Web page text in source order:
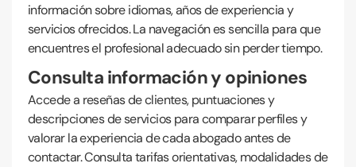
información sobre idiomas, años de experiencia y
servicios ofrecidos. La navegación es sencilla para que
encuentres el profesional adecuado sin perder tiempo.
Consulta información y opiniones
Accede a reseñas de clientes, puntuaciones y
descripciones de servicios para comparar perfiles y
valorar la experiencia de cada abogado antes de
contactar. Consulta tarifas orientativas, modalidades de